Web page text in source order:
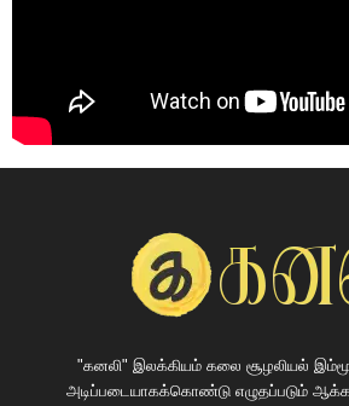
"கனலி" இலக்கியம் கலை சூழலியல்
அடிப்படையாகக்கொண்டு எழுதப்படும்